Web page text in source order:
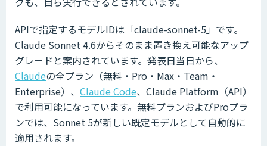
APIで指定するモデルIDは「claude-sonnet-5」です。
Claude Sonnet 4.6からそのまま置き換え可能なアップ
グレードと案内されています。発表日当日から、
Claudeの全プラン（無料・Pro・Max・Team・
Enterprise）、 Claude Code、Claude Platform（API）
で利用可能になっています。無料プランおよびProプラ
ンでは、Sonnet 5が新しい既定モデルとして自動的に
適用されます。